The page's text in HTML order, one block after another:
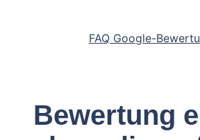
FAQ Google-
Bewertung